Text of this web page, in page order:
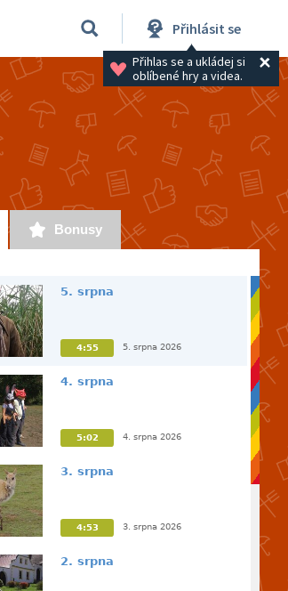
Přihlásit se
Přihlas se a ukládej si
oblíbené hry a videa.
Bonusy
5. srpna
4:55 5. srpna 2026
4. srpna
5:02 4. srpna 2026
3. srpna
4:53 3. srpna 2026
2. srpna